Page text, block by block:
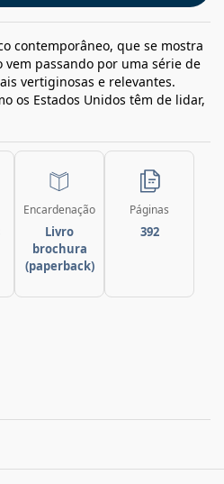
contemporâneo, que se mostra
passando por uma série de
vertiginosas e relevantes.
os Estados Unidos têm de lidar,
Encardenação
Livro
brochura
(paperback)
Páginas
392